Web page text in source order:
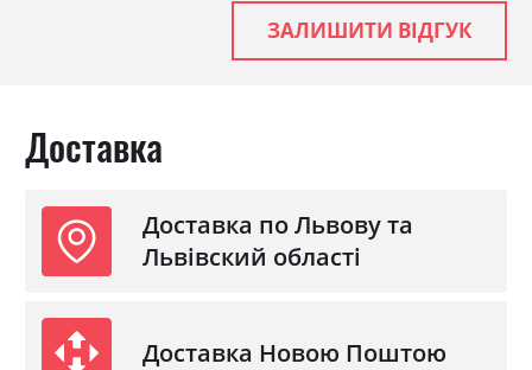
ЗАЛИШИТИ ВІДГУК
Доставка
Доставка по Львову та
Львівский області
Доставка Новою Поштою